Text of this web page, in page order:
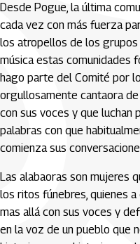
Desde Pogue, la última
cada vez con más fuerza
los atropellos de los
música estas comunidades
hago parte del Comité por
orgullosamente cantaora
con sus voces y que luchan
palabras con que
comienza sus
Las alabaoras son mujeres
los ritos fúnebres, quienes
mas allá con sus voces y
en la voz de un pueblo que